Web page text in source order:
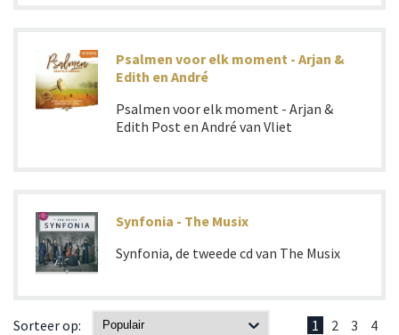
Psalmen voor elk moment - Arjan &
Edith en André
Psalmen voor elk moment - Arjan &
Edith Post en André van Vliet
Synfonia - The Musix
Synfonia, de tweede cd van The Musix
Sorteer op: 1 2 3 4